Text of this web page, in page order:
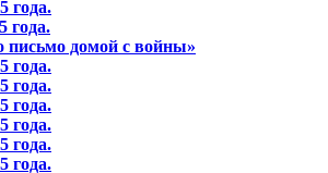
года.
года.
домой с войны»
года.
года.
года.
года.
года.
года.